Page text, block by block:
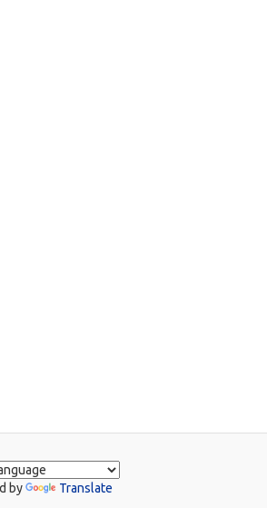
by Translate